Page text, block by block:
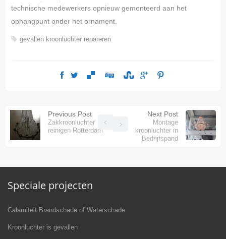
technische medewerkers opnieuw gemonteerd aan het
ophangpunt onder het ornament.
gevallen kroonluchter repareren
Previous Post
Zakkroonluchter
reinigen Rotterdam
Next Post
Montage
kroonluchter in
Bedrijfspand
Speciale projecten
Calamiteit Brandschade of Waterschade
Kroonluchter is gevallen